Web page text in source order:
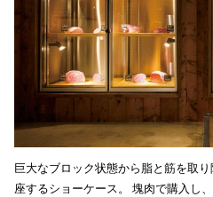
巨大なブロック状態から脂と筋を取
座するショーケース。 塊肉で購入し